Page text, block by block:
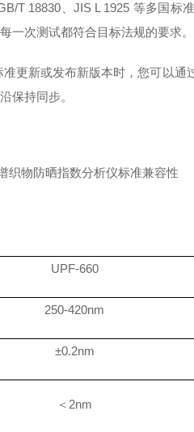
T 18830、JIS L 1925 等多国标
一次测试都符合目标法规的要求。
更新或发布新版本时，您可以
保持同步。
UPF-660
250-420nm
±0.2nm
＜ 2nm